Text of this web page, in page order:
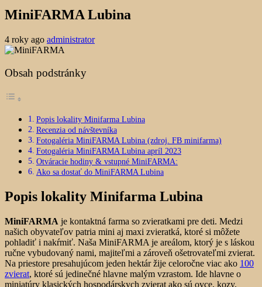
MiniFARMA Lubina
4 roky ago administrator
Obsah podstránky
Popis lokality Minifarma Lubina
Recenzia od návštevníka
Fotogaléria MiniFARMA Lubina (zdroj. FB minifarma)
Fotogaléria MiniFARMA Lubina apríl 2023
Otváracie hodiny & vstupné MiniFARMA:
Ako sa dostať do MiniFARMA Lubina
Popis lokality Minifarma Lubina
MiniFARMA je kontaktná farma so zvieratkami pre deti. Medzi
našich obyvateľov patria mini aj maxi zvieratká, ktoré si môžete
pohladiť i nakŕmiť. Naša MiniFARMA je areálom, ktorý je s láskou
ručne vybudovaný nami, majiteľmi a zároveň ošetrovateľmi zvierat.
Na priestore presahujúcom jeden hektár žije celoročne viac ako 100
zvierat, ktoré sú jedinečné hlavne malým vzrastom. Ide hlavne o
miniatúry klasických hospodárskych zvierat ako sú ovce, kozy,